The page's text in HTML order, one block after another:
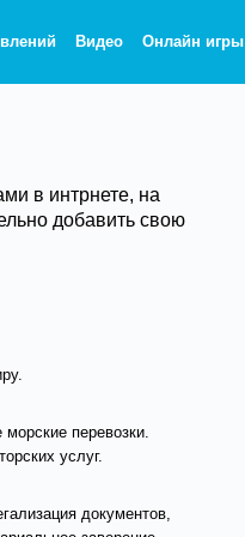
Видео Онлайн игры
в интрнете, на
добавить свою
перевозки.
услуг.
документов,